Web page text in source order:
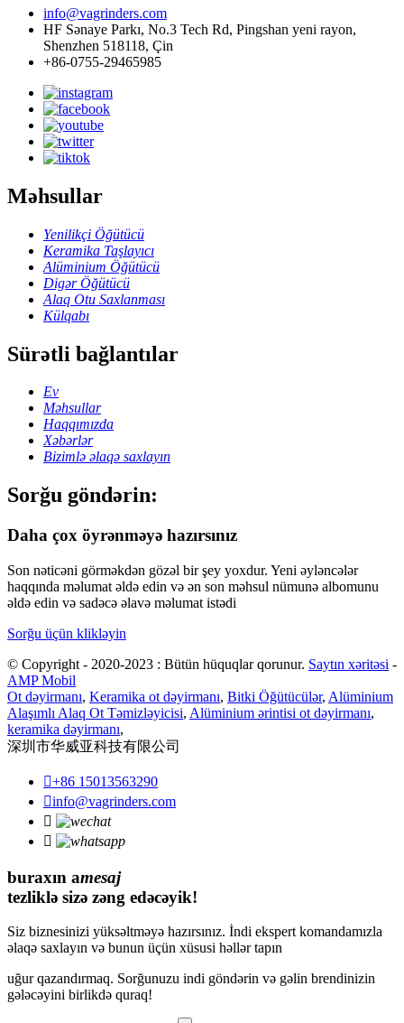
info@vagrinders.com
HF Sənaye Parkı, No.3 Tech Rd, Pingshan yeni rayon,
Shenzhen 518118, Çin
+86-0755-29465985
Məhsullar
Yenilikçi Öğütücü
Keramika Taşlayıcı
Alüminium Öğütücü
Digər Öğütücü
Alaq Otu Saxlanması
Külqabı
Sürətli bağlantılar
Ev
Məhsullar
Haqqımızda
Xəbərlər
Bizimlə əlaqə saxlayın
Sorğu göndərin:
Daha çox öyrənməyə hazırsınız
Son nəticəni görməkdən gözəl bir şey yoxdur. Yeni əyləncələr
haqqında məlumat əldə edin və ən son məhsul nümunə albomunu
əldə edin və sadəcə əlavə məlumat istədi
Sorğu üçün klikləyin
© Copyright - 2020-2023 : Bütün hüquqlar qorunur. Saytın xəritəsi -
AMP Mobil
Ot dəyirmanı, Keramika ot dəyirmanı, Bitki Öğütücülər, Alüminium
Alaşımlı Alaq Ot Təmizləyicisi, Alüminium ərintisi ot dəyirmanı,
keramika dəyirmanı,
深圳市华威亚科技有限公司
+86 15013563290
info@vagrinders.com


buraxın amesaj
tezliklə sizə zəng edəcəyik!
Siz biznesinizi yüksəltməyə hazırsınız. İndi ekspert komandamızla
əlaqə saxlayın və bunun üçün xüsusi həllər tapın
uğur qazandırmaq. Sorğunuzu indi göndərin və gəlin brendinizin
gələcəyini birlikdə quraq!